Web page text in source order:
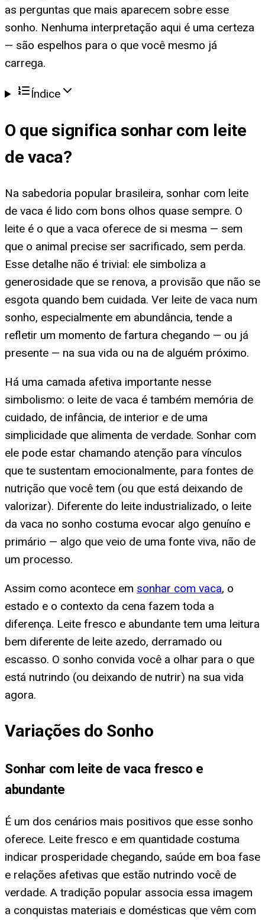
as perguntas que mais aparecem sobre esse
sonho. Nenhuma interpretação aqui é uma certeza
— são espelhos para o que você mesmo já
carrega.
Índice
O que significa sonhar com leite
de vaca?
Na sabedoria popular brasileira, sonhar com leite
de vaca é lido com bons olhos quase sempre. O
leite é o que a vaca oferece de si mesma — sem
que o animal precise ser sacrificado, sem perda.
Esse detalhe não é trivial: ele simboliza a
generosidade que se renova, a provisão que não se
esgota quando bem cuidada. Ver leite de vaca num
sonho, especialmente em abundância, tende a
refletir um momento de fartura chegando — ou já
presente — na sua vida ou na de alguém próximo.
Há uma camada afetiva importante nesse
simbolismo: o leite de vaca é também memória de
cuidado, de infância, de interior e de uma
simplicidade que alimenta de verdade. Sonhar com
ele pode estar chamando atenção para vínculos
que te sustentam emocionalmente, para fontes de
nutrição que você tem (ou que está deixando de
valorizar). Diferente do leite industrializado, o leite
da vaca no sonho costuma evocar algo genuíno e
primário — algo que veio de uma fonte viva, não de
um processo.
Assim como acontece em sonhar com vaca, o
estado e o contexto da cena fazem toda a
diferença. Leite fresco e abundante tem uma leitura
bem diferente de leite azedo, derramado ou
escasso. O sonho convida você a olhar para o que
está nutrindo (ou deixando de nutrir) na sua vida
agora.
Variações do Sonho
Sonhar com leite de vaca fresco e
abundante
É um dos cenários mais positivos que esse sonho
oferece. Leite fresco e em quantidade costuma
indicar prosperidade chegando, saúde em boa fase
e relações afetivas que estão nutrindo você de
verdade. A tradição popular associa essa imagem
a conquistas materiais e domésticas que vêm com